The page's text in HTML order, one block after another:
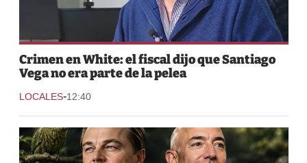
Crimen en White: el fiscal dijo que Santiago
Vega no era parte de la pelea
LOCALES-12:40